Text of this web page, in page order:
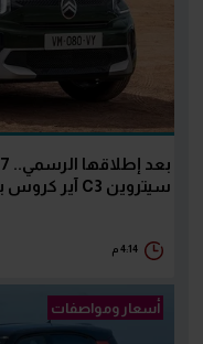
سيتروين C3 آير كروس بالسوق المصري
4:14 م
أسعار ومواصفات